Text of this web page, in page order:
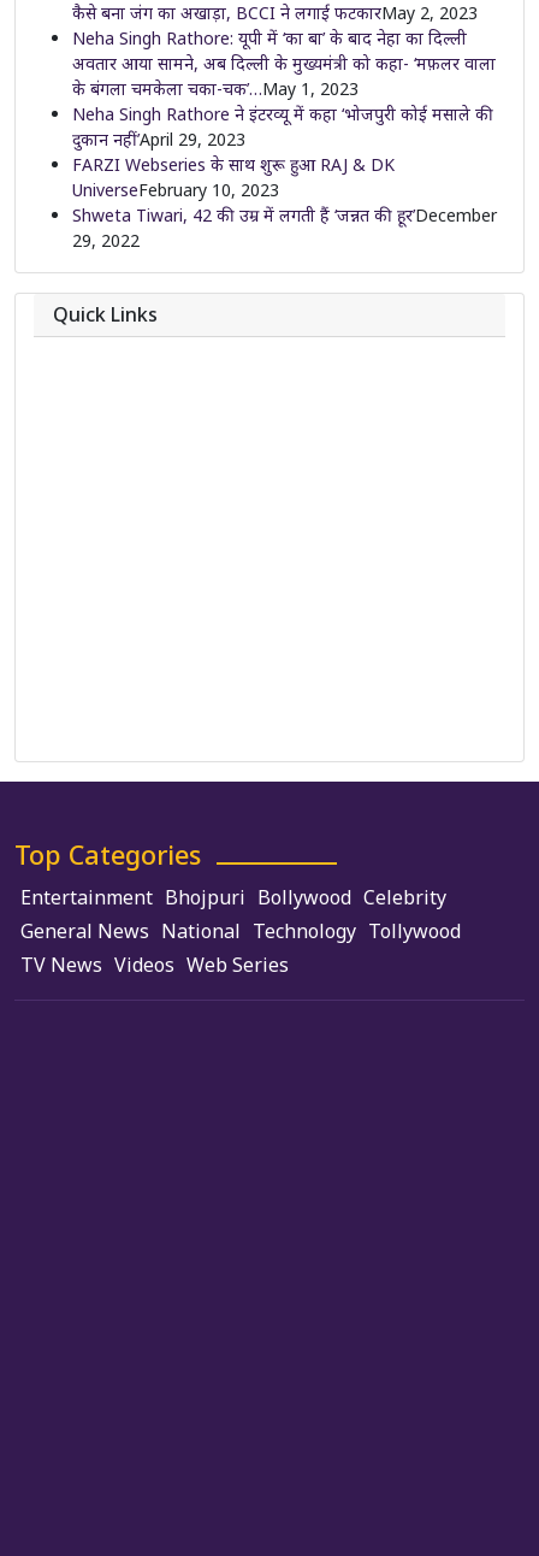
कैसे बना जंग का अखाड़ा, BCCI ने लगाई फटकारMay 2, 2023
Neha Singh Rathore: यूपी में ‘का बा’ के बाद नेहा का दिल्ली
अवतार आया सामने, अब दिल्ली के मुख्यमंत्री को कहा- ‘मफ़लर वाला
के बंगला चमकेला चका-चक’…May 1, 2023
Neha Singh Rathore ने इंटरव्यू में कहा ‘भोजपुरी कोई मसाले की
दुकान नहीं’April 29, 2023
FARZI Webseries के साथ शुरू हुआ RAJ & DK
UniverseFebruary 10, 2023
Shweta Tiwari, 42 की उम्र में लगती हैं ‘जन्नत की हूर’December
29, 2022
Quick Links
Top Categories
Entertainment Bhojpuri Bollywood Celebrity
General News National Technology Tollywood
TV News Videos Web Series